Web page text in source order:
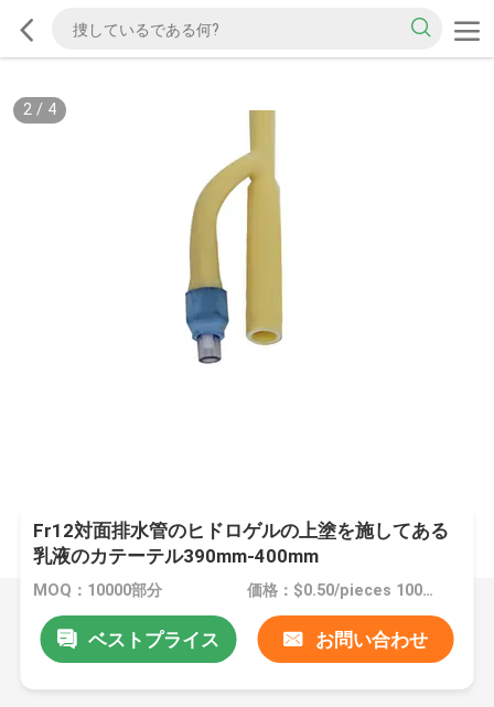
2/ 4
Fr12対面排水管のヒドロゲルの上塗を施してある
乳液のカテーテル390mm-400mm
MOQ：10000部分 価格：$0.50/pieces 10000-49999 pieces
ベストプライス お問い合わせ